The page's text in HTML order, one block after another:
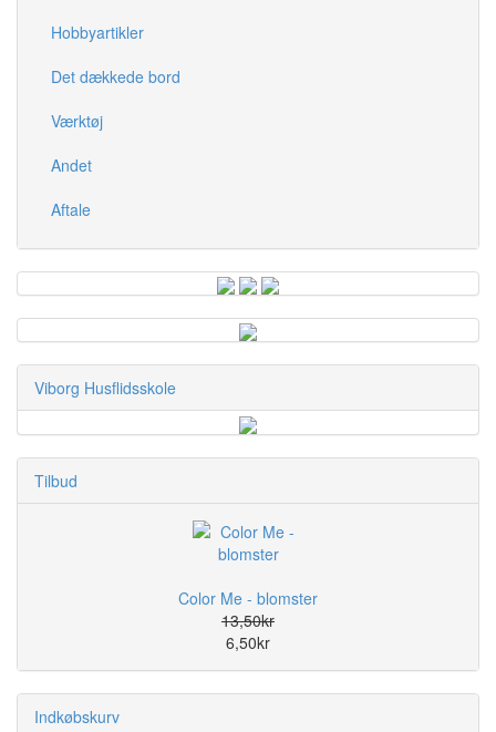
Hobbyartikler
Det dækkede bord
Værktøj
Andet
Aftale
Viborg Husflidsskole
Tilbud
Color Me - blomster
13,50kr
6,50kr
Indkøbskurv